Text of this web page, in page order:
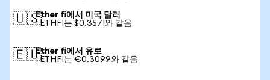
🇺🇸Ether fi에서 미국 달러
1 ETHFI는 $0.3571와 같음
🇪🇺Ether fi에서 유로
1 ETHFI는 €0.3099와 같음